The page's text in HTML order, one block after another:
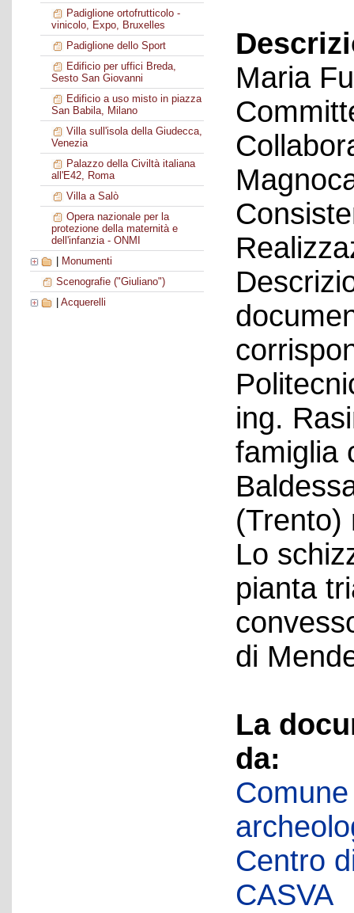
Padiglione ortofrutticolo -
vinicolo, Expo, Bruxelles
Padiglione dello Sport
Edificio per uffici Breda,
Sesto San Giovanni
Edificio a uso misto in piazza
San Babila, Milano
Villa sull'isola della Giudecca,
Venezia
Palazzo della Civiltà italiana
all'E42, Roma
Villa a Salò
Opera nazionale per la
protezione della maternità e
dell'infanzia - ONMI
Monumenti
Scenografie ("Giuliano")
Acquerelli
Maria
ing.
famiglia
(Trento)
Lo
pianta
di
La
da:
Centro
CASVA